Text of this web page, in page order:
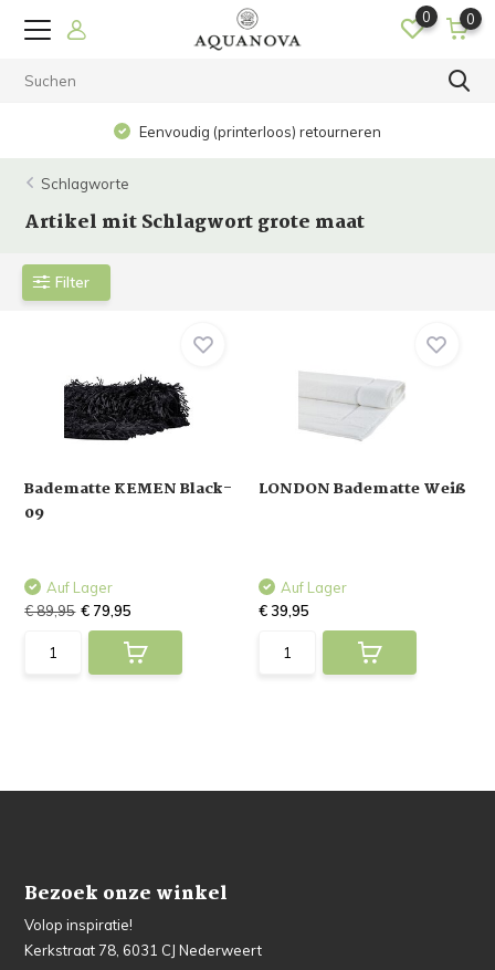
0 0
Eenvoudig (printerloos) retourneren
Schlagworte
Artikel mit Schlagwort grote maat
Filter
Badematte KEMEN Black-
09
Auf Lager
€ 89,95 € 79,95
LONDON Badematte Weiß
Auf Lager
€ 39,95
Bezoek onze winkel
Volop inspiratie!
Kerkstraat 78, 6031 CJ Nederweert